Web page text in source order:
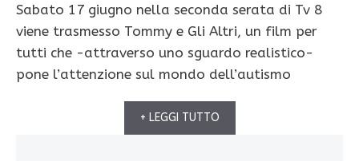
Sabato 17 giugno nella seconda serata di Tv 8
viene trasmesso Tommy e Gli Altri, un film per
tutti che -attraverso uno sguardo realistico-
pone l’attenzione sul mondo dell’autismo
+ LEGGI TUTTO